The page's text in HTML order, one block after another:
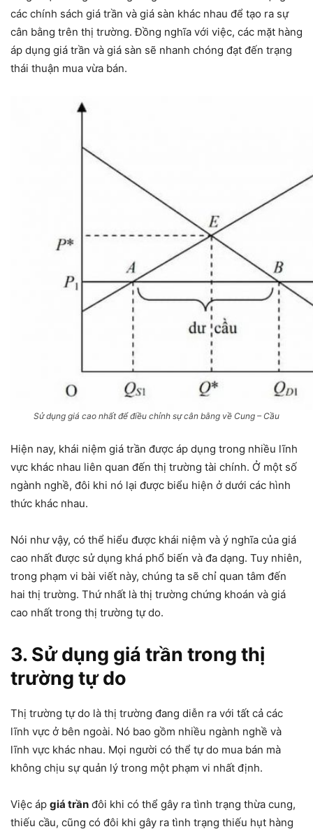
các chính sách giá trần và giá sàn khác nhau để tạo ra sự
cân bằng trên thị trường. Đồng nghĩa với việc, các mặt hàng
áp dụng giá trần và giá sàn sẽ nhanh chóng đạt đến trạng
thái thuận mua vừa bán.
Sử dụng giá cao nhất để điều chỉnh sự cân bằng về Cung – Cầu
Hiện nay, khái niệm giá trần được áp dụng trong nhiều lĩnh
vực khác nhau liên quan đến thị trường tài chính. Ở một số
ngành nghề, đôi khi nó lại được biểu hiện ở dưới các hình
thức khác nhau.
Nói như vậy, có thể hiểu được khái niệm và ý nghĩa của giá
cao nhất được sử dụng khá phổ biến và đa dạng. Tuy nhiên,
trong phạm vi bài viết này, chúng ta sẽ chỉ quan tâm đến
hai thị trường. Thứ nhất là thị trường chứng khoán và giá
cao nhất trong thị trường tự do.
3. Sử dụng giá trần trong thị
trường tự do
Thị trường tự do là thị trường đang diễn ra với tất cả các
lĩnh vực ở bên ngoài. Nó bao gồm nhiều ngành nghề và
lĩnh vực khác nhau. Mọi người có thể tự do mua bán mà
không chịu sự quản lý trong một phạm vi nhất định.
Việc áp giá trần đôi khi có thể gây ra tình trạng thừa cung,
thiếu cầu, cũng có đôi khi gây ra tình trạng thiếu hụt hàng